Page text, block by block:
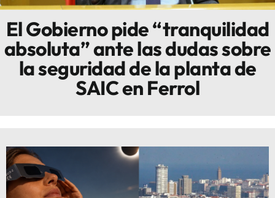
Innova
El Gobierno pide “tranquilidad
absoluta” ante las dudas sobre
la seguridad de la planta de
SAIC en Ferrol